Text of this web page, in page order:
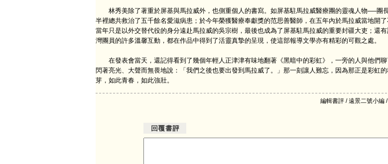
林秀美除了著重於屏基與馬拉威外，也側重個人的書寫。如屏基駐馬拉威醫療團的靈魂人物──團
半裡總共救治了五千餘名愛滋病患；於今年榮獲醫療奉獻獎的范思善醫師，在五年內於馬拉威當地開
當年只是以外交替代役的身分遠赴馬拉威的吳宗樹，最後也成為了屏基駐馬拉威的重要封疆大吏；還
灣團員的許多溫馨互動，都在作品中得到了活靈真摯的呈現，使這部報導文學亦有精彩的可觀之處。
在發表會當天，還記得看到了幾個年輕人正津津有味地翻著《黑暗中的彩虹》，一旁的人與他們聊
閃著亮光、大聲而無畏地說：「我們之後也要出發到馬拉威了。」那一刻讓人難忘，因為那正是彩虹
芽，如此青春，如此強壯。
編輯書評 / 遠景二號小編